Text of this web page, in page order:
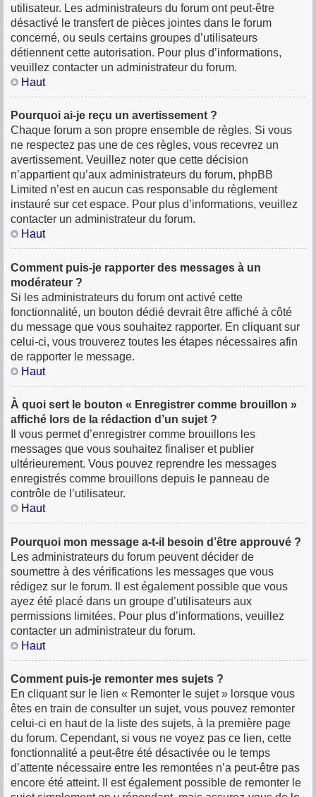
utilisateur. Les administrateurs du forum ont peut-être
désactivé le transfert de pièces jointes dans le forum
concerné, ou seuls certains groupes d’utilisateurs
détiennent cette autorisation. Pour plus d’informations,
veuillez contacter un administrateur du forum.
Haut
Pourquoi ai-je reçu un avertissement ?
Chaque forum a son propre ensemble de règles. Si vous
ne respectez pas une de ces règles, vous recevrez un
avertissement. Veuillez noter que cette décision
n’appartient qu’aux administrateurs du forum, phpBB
Limited n’est en aucun cas responsable du règlement
instauré sur cet espace. Pour plus d’informations, veuillez
contacter un administrateur du forum.
Haut
Comment puis-je rapporter des messages à un
modérateur ?
Si les administrateurs du forum ont activé cette
fonctionnalité, un bouton dédié devrait être affiché à côté
du message que vous souhaitez rapporter. En cliquant sur
celui-ci, vous trouverez toutes les étapes nécessaires afin
de rapporter le message.
Haut
À quoi sert le bouton « Enregistrer comme brouillon »
affiché lors de la rédaction d’un sujet ?
Il vous permet d’enregistrer comme brouillons les
messages que vous souhaitez finaliser et publier
ultérieurement. Vous pouvez reprendre les messages
enregistrés comme brouillons depuis le panneau de
contrôle de l’utilisateur.
Haut
Pourquoi mon message a-t-il besoin d’être approuvé ?
Les administrateurs du forum peuvent décider de
soumettre à des vérifications les messages que vous
rédigez sur le forum. Il est également possible que vous
ayez été placé dans un groupe d’utilisateurs aux
permissions limitées. Pour plus d’informations, veuillez
contacter un administrateur du forum.
Haut
Comment puis-je remonter mes sujets ?
En cliquant sur le lien « Remonter le sujet » lorsque vous
êtes en train de consulter un sujet, vous pouvez remonter
celui-ci en haut de la liste des sujets, à la première page
du forum. Cependant, si vous ne voyez pas ce lien, cette
fonctionnalité a peut-être été désactivée ou le temps
d’attente nécessaire entre les remontées n’a peut-être pas
encore été atteint. Il est également possible de remonter le